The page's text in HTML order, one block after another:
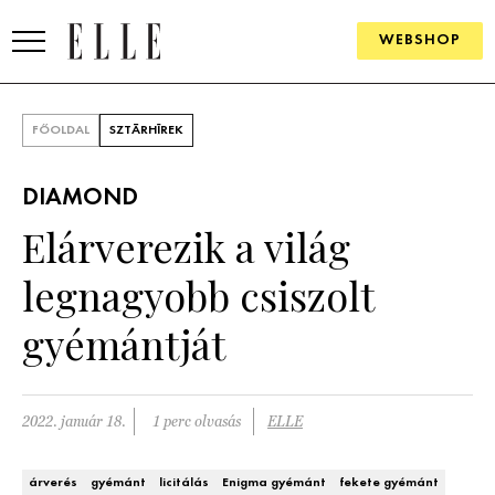
WEBSHOP
SZÉPSÉG
KULTÚRA
PSZICHÉ
ÉLETMÓD
PÁRKAPCSOLAT
FŐOLDAL SZTÁRHÍREK
DIAMOND
Elárverezik a világ
legnagyobb csiszolt
gyémántját
2022. január 18. 1 perc olvasás ELLE
árverés gyémánt licitálás Enigma gyémánt fekete gyémánt